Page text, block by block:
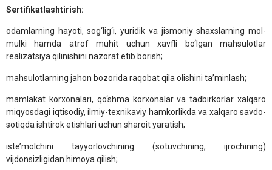
Sertifikatlashtirish:
odamlarning hayoti, sog‘lig‘i, yuridik va jismoniy shaxslarning mol-
mulki hamda atrof muhit uchun xavfli bo‘lgan mahsulotlar
realizatsiya qilinishini nazorat etib borish;
mahsulotlarning jahon bozorida raqobat qila olishini ta’minlash;
mamlakat korxonalari, qo‘shma korxonalar va tadbirkorlar xalqaro
miqyosdagi iqtisodiy, ilmiy-texnikaviy hamkorlikda va xalqaro savdo-
sotiqda ishtirok etishlari uchun sharoit yaratish;
iste’molchini tayyorlovchining (sotuvchining, ijrochining)
vijdonsizligidan himoya qilish;